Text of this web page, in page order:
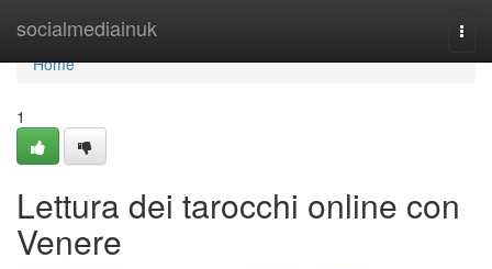
socialmediainuk
Home
Home
1
Lettura dei tarocchi online con
Venere